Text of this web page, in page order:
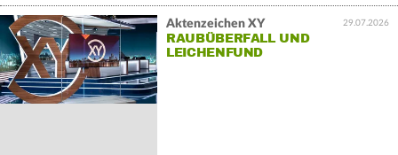
29.07.2026
Aktenzeichen XY
RAUBÜBERFALL UND
LEICHENFUND